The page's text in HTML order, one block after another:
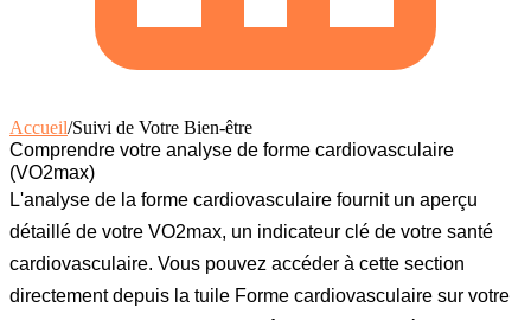
Accueil/Suivi de Votre Bien-être
Comprendre votre analyse de forme cardiovasculaire
(VO2max)
L'analyse de la forme cardiovasculaire fournit un aperçu
détaillé de votre VO2max, un indicateur clé de votre santé
cardiovasculaire. Vous pouvez accéder à cette section
directement depuis la tuile Forme cardiovasculaire sur votre